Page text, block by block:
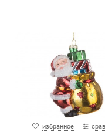
избранное